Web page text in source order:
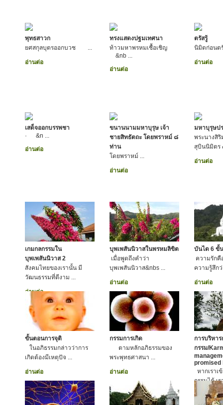
พุทธสาวก
ยศสกุลบุตรออกบวช ...
อ่านต่อ
ทรงแสดงปฐมเทศนา
ท้าวมหาพรหมเชื้อเชิญ
&nb ...
อ่านต่อ
ตรัสรู้
นิมิตก่อน
อ่านต่อ
เสด็จออกบรรพชา
· &n ...
อ่านต่อ
ขนานนามมหาบุรุษ เจ้า
ชายสิทธัตถะ โดยพราหม์ ๘
ท่าน
โดยพราหม์ ...
อ่านต่อ
มหาบุรุษป
พระนางสิ
สุบินนิมิตร
อ่านต่อ
เกมกลกรรมใน
บุพเพสันนิวาส 2
สังคมไทยของเรานั้น มี
วัฒนธรรมที่ดีงาม ...
อ่านต่อ
บุพเพสันนิวาสในพรหมลิขิต
เมื่อพูดถึงคำว่า
บุพเพสันนิวาส&nbs ...
อ่านต่อ
บันได 6 ขั้
ความรักคื
ความรู้สึกว่
อ่านต่อ
ขั้นตอนการจุติ
ในอภิธรรมกล่าวว่าการ
เกิดต้องมีเหตุปัจ ...
อ่านต่อ
กรรมการเกิด
ตามหลักอภิธรรมของ
พระพุทธศาสนา ...
อ่านต่อ
การบริหา
กรรม/
promised
หากเราเ
กรรมได้ เ
บริหารกรร
ขณะเดีย